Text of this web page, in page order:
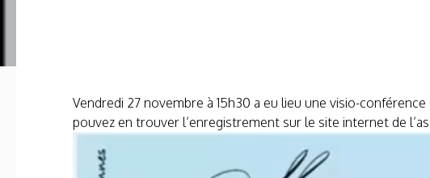
Vendredi 27 novembre à 15h30 a eu lieu une visio-
pouvez en trouver l’enregistrement sur le site internet de